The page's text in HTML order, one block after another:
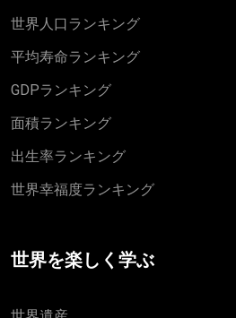
世界人口ランキング
平均寿命ランキング
GDPランキング
面積ランキング
出生率ランキング
世界幸福度ランキング
世界を楽しく学ぶ